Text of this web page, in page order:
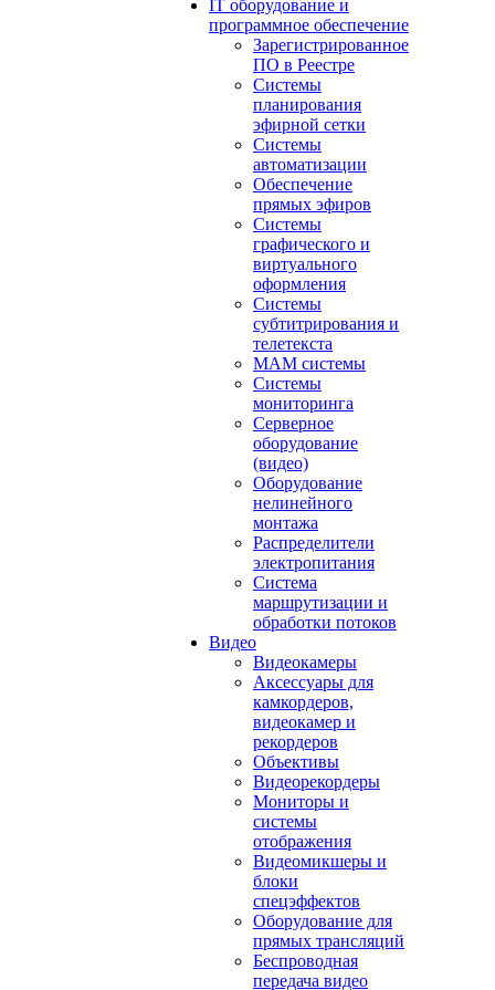
IT оборудование и
программное обеспечение
Зарегистрированное
ПО в Реестре
Системы
планирования
эфирной сетки
Системы
автоматизации
Обеспечение
прямых эфиров
Системы
графического и
виртуального
оформления
Системы
субтитрирования и
телетекста
MAM системы
Системы
мониторинга
Серверное
оборудование
(видео)
Оборудование
нелинейного
монтажа
Распределители
электропитания
Система
маршрутизации и
обработки потоков
Видео
Видеокамеры
Аксессуары для
камкордеров,
видеокамер и
рекордеров
Объективы
Видеорекордеры
Мониторы и
системы
отображения
Видеомикшеры и
блоки
спецэффектов
Оборудование для
прямых трансляций
Беспроводная
передача видео